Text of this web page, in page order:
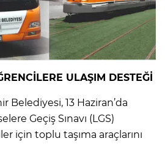
ULAŞIM DESTEĞİ
Belediyesi, 13 Haziran’da
Geçiş Sınavı (LGS)
için toplu taşıma araçlarını